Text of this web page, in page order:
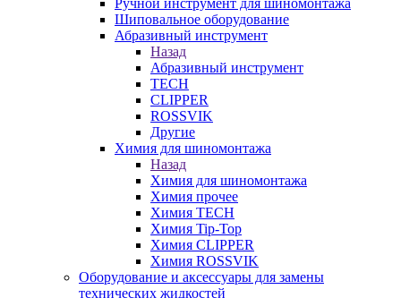
Ручной инструмент для шиномонтажа
Шиповальное оборудование
Абразивный инструмент
Назад
Абразивный инструмент
TECH
CLIPPER
ROSSVIK
Другие
Химия для шиномонтажа
Назад
Химия для шиномонтажа
Химия прочее
Химия TECH
Химия Tip-Top
Химия CLIPPER
Химия ROSSVIK
Оборудование и аксессуары для замены
технических жидкостей